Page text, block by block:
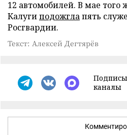
12 автомобилей. В мае
Калугиподожглапять
Росгвардии.
Текст: Алексей Дегтярёв
каналы